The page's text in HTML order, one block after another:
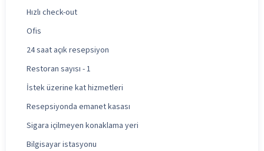
Hızlı check-out
Ofis
24 saat açık resepsiyon
Restoran sayısı - 1
İstek üzerine kat hizmetleri
Resepsiyonda emanet kasası
Sigara içilmeyen konaklama yeri
Bilgisayar istasyonu